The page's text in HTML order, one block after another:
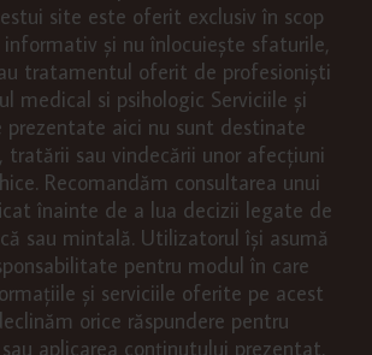
site este oferit exclusiv în scop
și nu înlocuiește sfaturile,
tratamentul oferit de profesioniști
medical si psihologic Serviciile și
aici nu sunt destinate
tratării sau vindecării unor afecțiuni
Recomandăm consultarea unui
înainte de a lua decizii legate de
sau mintală. Utilizatorul își asumă
pentru modul în care
și serviciile oferite pe acest
orice răspundere pentru
aplicarea conținutului prezentat.